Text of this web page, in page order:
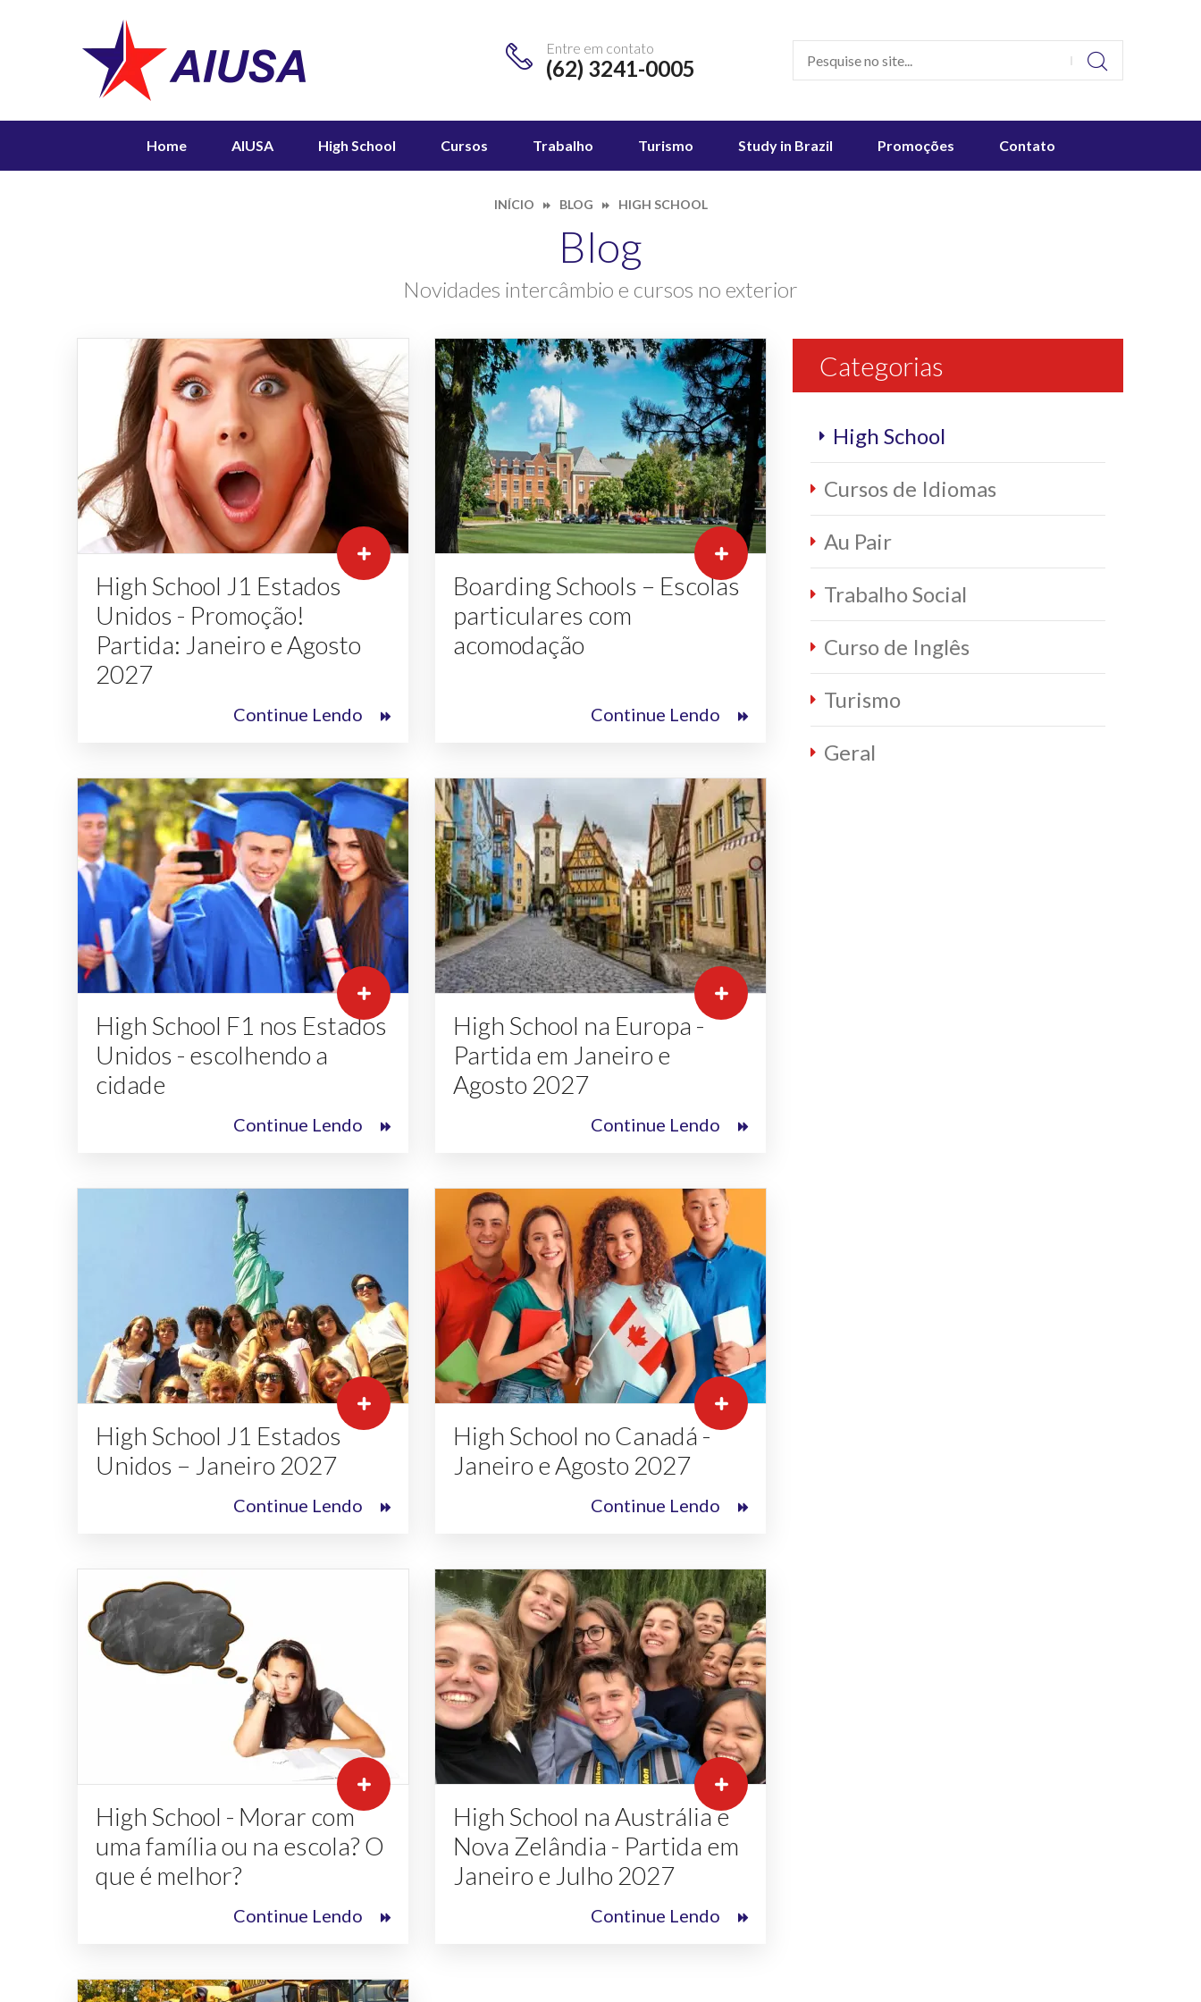
Entre em contato
(62) 3241-0005
Home AIUSA High School Cursos Trabalho Turismo Study in Brazil Promoções Contato
INÍCIO BLOG HIGH SCHOOL
Blog
Novidades intercâmbio e cursos no exterior
High School J1 Estados
Unidos - Promoção!
Partida: Janeiro e Agosto
2027
Continue Lendo
Boarding Schools – Escolas
particulares com
acomodação
Continue Lendo
High School F1 nos Estados
Unidos - escolhendo a
cidade
Continue Lendo
High School na Europa -
Partida em Janeiro e
Agosto 2027
Continue Lendo
High School J1 Estados
Unidos – Janeiro 2027
Continue Lendo
High School no Canadá -
Janeiro e Agosto 2027
Continue Lendo
High School - Morar com
uma família ou na escola? O
que é melhor?
Continue Lendo
High School na Austrália e
Nova Zelândia - Partida em
Janeiro e Julho 2027
Continue Lendo
Categorias
High School
Cursos de Idiomas
Au Pair
Trabalho Social
Curso de Inglês
Turismo
Geral